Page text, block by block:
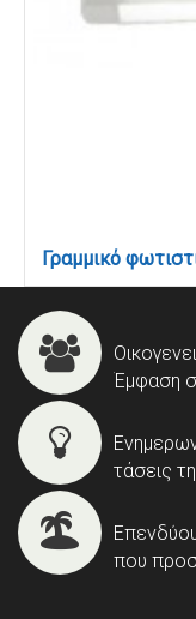
Έμφαση
τάσεις
που